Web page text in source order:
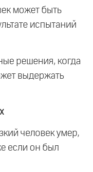
может быть
испытаний
решения, когда
выдержать
человек умер,
если он был